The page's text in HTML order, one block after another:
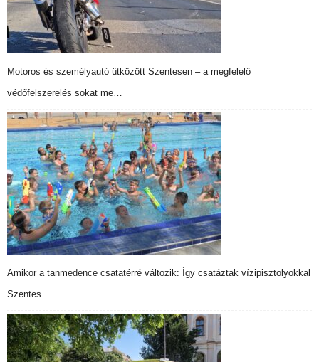
Motoros és személyautó ütközött Szentesen – a megfelelő
védőfelszerelés sokat me…
Amikor a tanmedence csatatérré változik: Így csatáztak vízipisztolyokkal
Szentes…